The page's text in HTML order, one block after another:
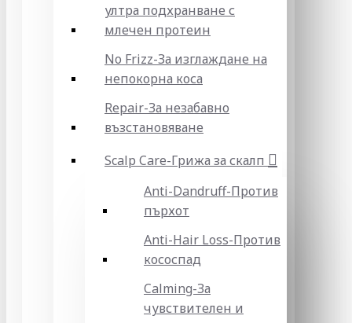
ултра подхранване с
млечен протеин
No Frizz-За изглаждане на
непокорна коса
Repair-За незабавно
възстановяване
Scalp Care-Грижа за скалп
Anti-Dandruff-Против
пърхот
Anti-Hair Loss-Против
кососпад
Calming-За
чувствителен и